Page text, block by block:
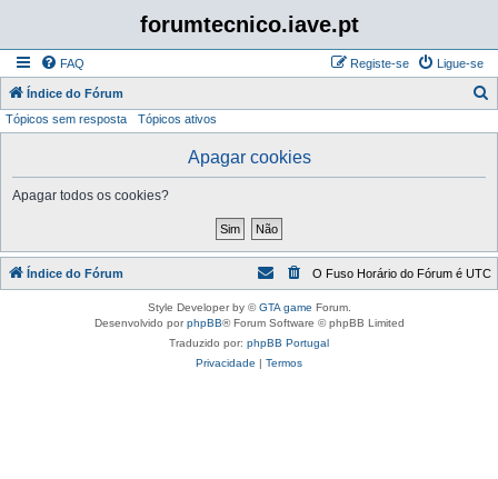
forumtecnico.iave.pt
FAQ Ligue-se
Registe-se
Índice do Fórum
s
a
Tópicos sem resposta Tópicos ativos
Apagar cookies
Apagar todos os cookies?
Índice do Fórum O Fuso Horário do Fórum é UTC
Style Developer by ©GTA game Forum.
Desenvolvido porphpBB® Forum Software © phpBB Limited
Traduzido por: phpBB Portugal
Privacidade | Termos